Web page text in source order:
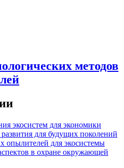
методов
экосистем для экономики
для будущих поколений
опылителей для экосистемы
в охране окружающей